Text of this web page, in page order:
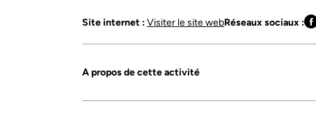
Site internet :Visiter le site webRéseaux sociaux :
A propos de cette activité